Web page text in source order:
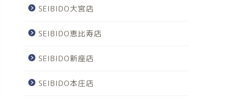
SEIBIDO大宮店
SEIBIDO恵比寿店
SEIBIDO新座店
SEIBIDO本庄店